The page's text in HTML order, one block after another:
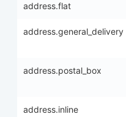
address.flat
address.general_delivery
address.postal_box
address.inline